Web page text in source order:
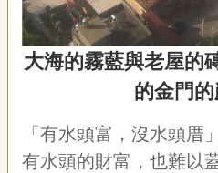
大海的霧藍與老屋的
的金門的
「有水頭富，沒水頭厝
有水頭的財富，也難以